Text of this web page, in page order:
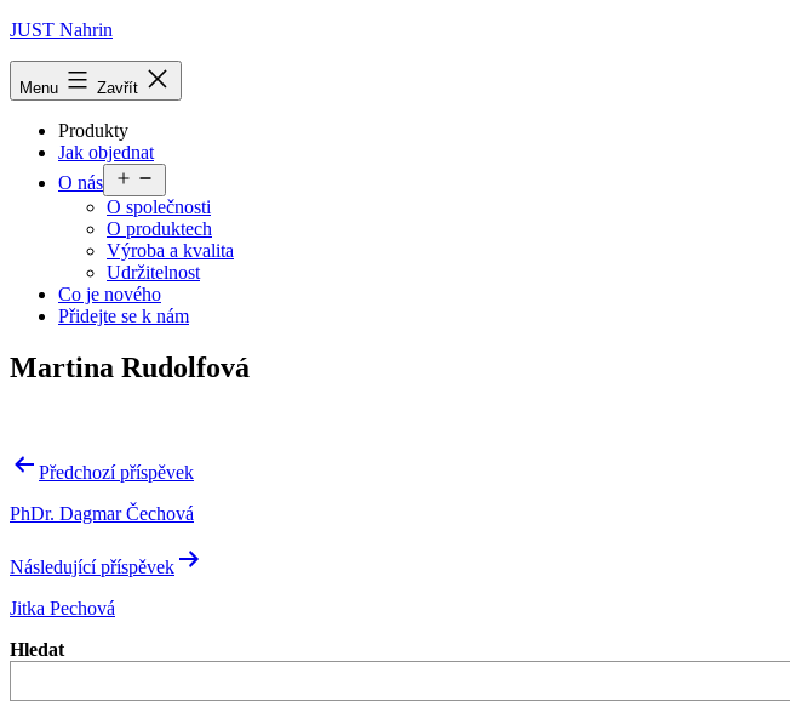
Přejít
JUST Nahrin
Menu Zavřít
Produkty
Jak objednat
O nás
menu
O společnosti
O produktech
Výroba a kvalita
Udržitelnost
Co je nového
Přidejte se k nám
Martina Rudolfová
Navigace
příspěvek
Předchozí příspěvek
PhDr. Dagmar Čechová
Následující příspěvek
Jitka Pechová
Hledat